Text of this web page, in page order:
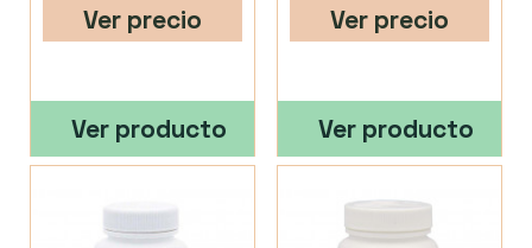
Ver precio
Ver producto
Ver precio
Ver producto